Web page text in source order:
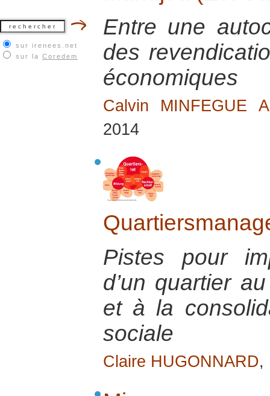
sur irenees.net
sur la Coredem
Entre une
des
économiques
Calvin MINFEGUE
2014
Pistes pour
d’un quartier
et à la
sociale
Claire HUGONNARD,